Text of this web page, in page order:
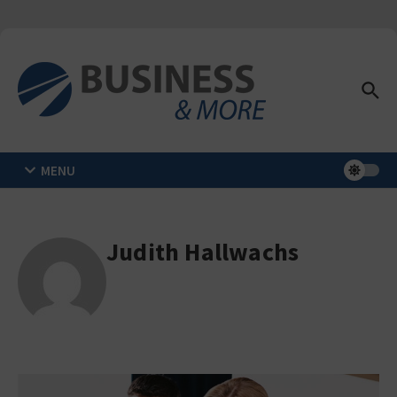
MENU
Judith Hallwachs